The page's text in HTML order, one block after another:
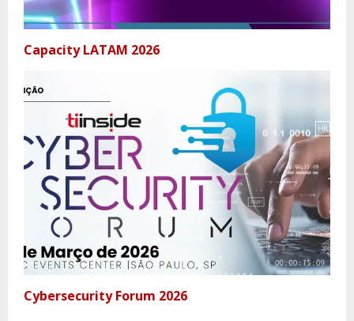
Capacity LATAM 2026
Cybersecurity Forum 2026